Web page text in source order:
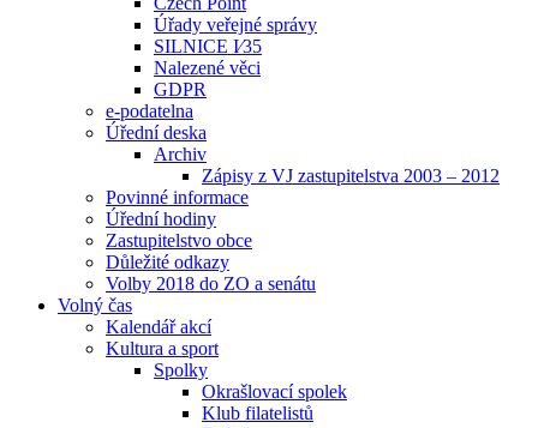
Úřady veřejné správy
SILNICE I⁄35
Nalezené věci
GDPR
e-podatelna
Úřední deska
Archiv
Zápisy z VJ zastupitelstva 2003 – 2012
Povinné informace
Úřední hodiny
Zastupitelstvo obce
Důležité odkazy
Volby 2018 do ZO a senátu
Volný čas
Kalendář akcí
Kultura a sport
Spolky
Okrašlovací spolek
Klub filatelistů